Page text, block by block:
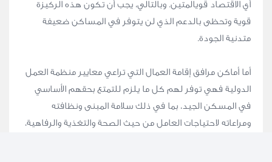
أي الاقتصاد قويالمتين. وبالتالي، يجب أن تكون هذه الركيزة
قوية وتحظى بالدعم الذي لن يتوفر في المساكن ضعيفة
متدنية الجودة.
أما أماكن مرافق إقامة العمال التي تراعي معايير منظمة العمل
الدولية فهي توفر لهم كل ما يلزم للتمتع بحقهم الأساسي
في المسكن الجيد، بما في ذلك سلامة المبنى ونظافته
ومراعاته لاحتياجات العامل من حيث الصحة والتغذية والرفاهية،